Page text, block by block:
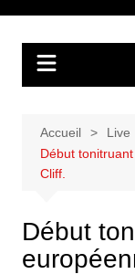
Accueil
Live
Début
Cliff.
Début